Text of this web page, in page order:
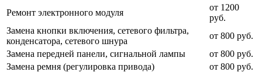
Ремонт электронного модуля
от 1200
руб.
Замена кнопки включения, сетевого фильтра,
конденсатора, сетевого шнура
от 800 руб.
Замена передней панели, сигнальной лампы
от 800 руб.
Замена ремня (регулировка привода)
от 800 руб.